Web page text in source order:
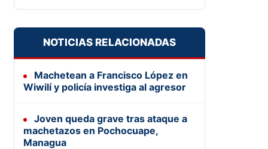
NOTICIAS RELACIONADAS
Machetean a Francisco López en
Wiwilí y policía investiga al agresor
Joven queda grave tras ataque a
machetazos en Pochocuape,
Managua